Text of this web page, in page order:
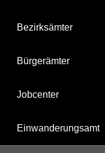
Bezirksämter
Bürgerämter
Jobcenter
Einwanderungsamt